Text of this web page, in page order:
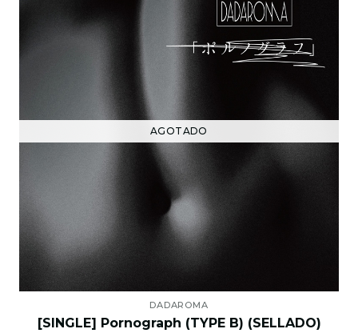
AGOTADO
DADAROMA
[SINGLE] Pornograph (TYPE B) (SELLADO)